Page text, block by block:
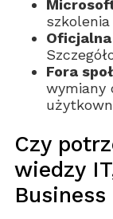
Fora
wymiany
Czy
wiedzy